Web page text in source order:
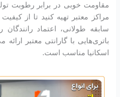
مقاومت خوبی در برابر رطوبت
مراکز معتبر تهیه کنید تا از
سابقه طولانی، اعتماد
باتری‌هایی با گارانتی معتبر
اسکانیا مناسب است.